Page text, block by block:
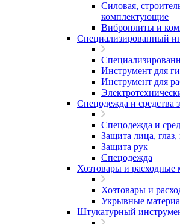
Силовая,
комплектующие
Виброплиты и
Специализированный
Инструмент для
Инструмент для
Спецодежда и средства
Спецодежда и
Защита лица,
Защита рук
Спецодежда
Хозтовары и расходные
Хозтовары и
Укрывные
Штукатурный